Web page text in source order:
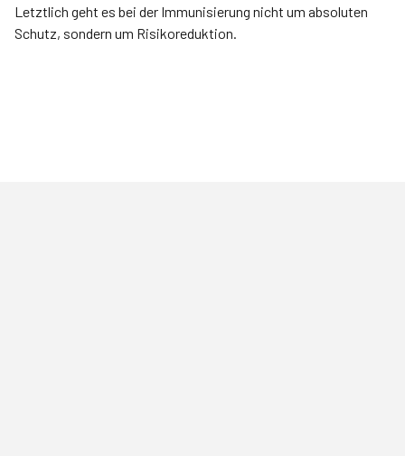
Letztlich geht es bei der Immunisierung nicht um absoluten
Schutz, sondern um Risikoreduktion.